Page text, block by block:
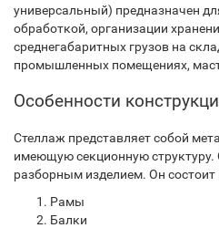
универсальный) предназначен
обработкой, организации
среднегабаритных грузов на
промышленных помещениях,
Особенности
Стеллаж представляет собой
имеющую секционную структуру.
разборным изделием. Он
Рамы
Балки